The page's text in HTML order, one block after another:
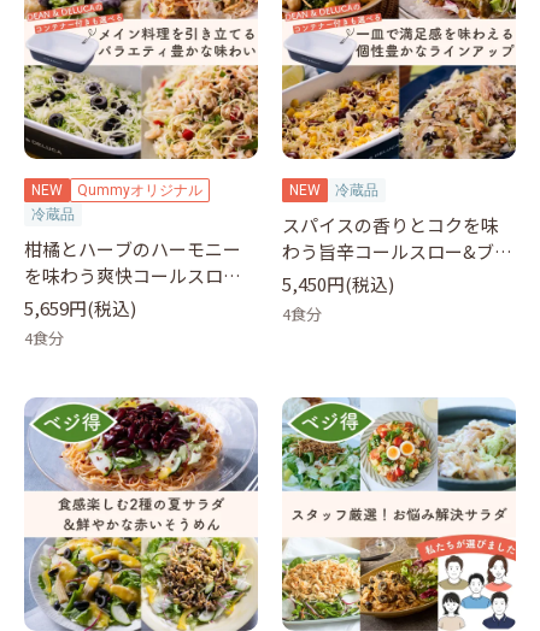
NEW
Qummyオリジナル
冷蔵品
柑橘とハーブのハーモニー
を味わう爽快コールスロー&
ブロッコリースロー
5,659円(税込)
4食分
NEW 冷蔵品
スパイスの香りとコクを味
わう旨辛コールスロー&ブロ
ッコリースロー
5,450円(税込)
4食分